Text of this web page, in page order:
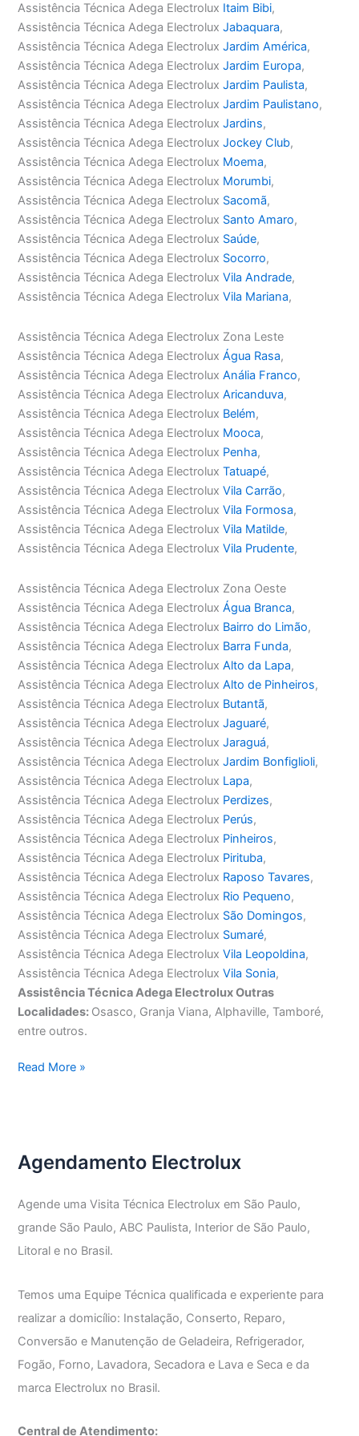
Assistência Técnica Adega Electrolux Itaim Bibi,
Assistência Técnica Adega ElectroluxJabaquara,
Assistência Técnica Adega ElectroluxJardim América,
Assistência Técnica Adega ElectroluxJardim Europa,
Assistência Técnica Adega ElectroluxJardim Paulista,
Assistência Técnica Adega ElectroluxJardim Paulistano,
Assistência Técnica Adega ElectroluxJardins,
Assistência Técnica Adega ElectroluxJockey Club,
Assistência Técnica Adega Electrolux Moema,
Assistência Técnica Adega Electrolux Morumbi,
Assistência Técnica Adega Electrolux Sacomã,
Assistência Técnica Adega Electrolux Santo Amaro,
Assistência Técnica Adega Electrolux Saúde,
Assistência Técnica Adega Electrolux Socorro,
Assistência Técnica Adega ElectroluxVila Andrade,
Assistência Técnica Adega ElectroluxVila Mariana,
Assistência Técnica Adega Electrolux Zona Leste
Assistência Técnica Adega ElectroluxÁgua Rasa,
Assistência Técnica Adega ElectroluxAnália Franco,
Assistência Técnica Adega ElectroluxAricanduva,
Assistência Técnica Adega Electrolux Belém,
Assistência Técnica Adega Electrolux Mooca,
Assistência Técnica Adega Electrolux Penha,
Assistência Técnica Adega ElectroluxTatuapé,
Assistência Técnica Adega ElectroluxVila Carrão,
Assistência Técnica Adega ElectroluxVila Formosa,
Assistência Técnica Adega ElectroluxVila Matilde,
Assistência Técnica Adega ElectroluxVila Prudente,
Assistência Técnica Adega Electrolux Zona Oeste
Assistência Técnica Adega ElectroluxÁgua Branca,
Assistência Técnica Adega Electrolux Bairro do Limão,
Assistência Técnica Adega Electrolux Barra Funda,
Assistência Técnica Adega ElectroluxAlto da Lapa,
Assistência Técnica Adega ElectroluxAlto de Pinheiros,
Assistência Técnica Adega Electrolux Butantã,
Assistência Técnica Adega ElectroluxJaguaré,
Assistência Técnica Adega ElectroluxJaraguá,
Assistência Técnica Adega ElectroluxJardim Bonfiglioli,
Assistência Técnica Adega Electrolux Lapa,
Assistência Técnica Adega Electrolux Perdizes,
Assistência Técnica Adega Electrolux Perús,
Assistência Técnica Adega Electrolux Pinheiros,
Assistência Técnica Adega Electrolux Pirituba,
Assistência Técnica Adega Electrolux Raposo Tavares,
Assistência Técnica Adega Electrolux Rio Pequeno,
Assistência Técnica Adega Electrolux São Domingos,
Assistência Técnica Adega Electrolux Sumaré,
Assistência Técnica Adega ElectroluxVila Leopoldina,
Assistência Técnica Adega ElectroluxVila Sonia,
Assistência Técnica Adega Electrolux Outras
Localidades: Osasco, Granja Viana, Alphaville, Tamboré,
entre outros.
Assistência
Read More »
Agendamento Electrolux
Agende uma Visita Técnica Electrolux em São Paulo,
grande São Paulo, ABC Paulista, Interior de São Paulo,
Litoral e no Brasil.
Temos uma Equipe Técnica qualificada e experiente para
realizar a domicílio: Instalação, Conserto, Reparo,
Conversão e Manutenção de Geladeira, Refrigerador,
Fogão, Forno, Lavadora, Secadora e Lava e Seca e da
marca Electrolux no Brasil.
Central de Atendimento: